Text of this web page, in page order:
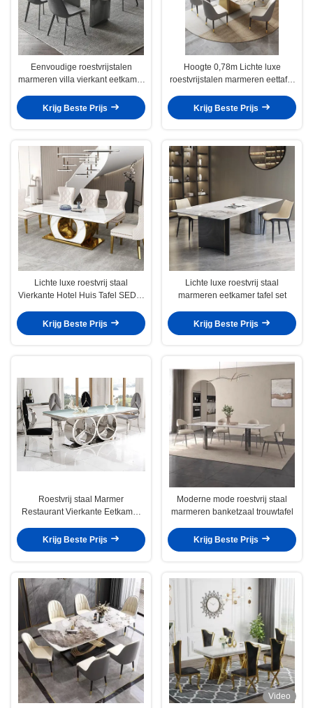
Eenvoudige roestvrijstalen
marmeren villa vierkant eetkamer
Krijg Beste Prijs
Hoogte 0,78m Lichte luxe
roestvrijstalen marmeren eettafel
Krijg Beste Prijs
Lichte luxe roestvrij staal
Vierkante Hotel Huis Tafel SEDIA
Krijg Beste Prijs
Lichte luxe roestvrij staal
marmeren eetkamer tafel set
Krijg Beste Prijs
Roestvrij staal Marmer
Restaurant Vierkante Eetkamer
Krijg Beste Prijs
Moderne mode roestvrij staal
marmeren banketzaal trouwtafel
Krijg Beste Prijs
Video